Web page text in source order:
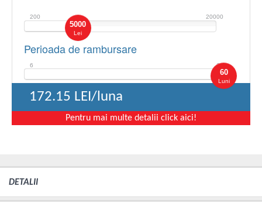
5000
Lei
200 20000
Perioada de rambursare
60
Luni
6 60
172.15 LEI/luna
Pentru mai multe detalii click aici!
DETALII